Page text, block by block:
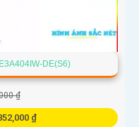
DE(S6)
₫
₫